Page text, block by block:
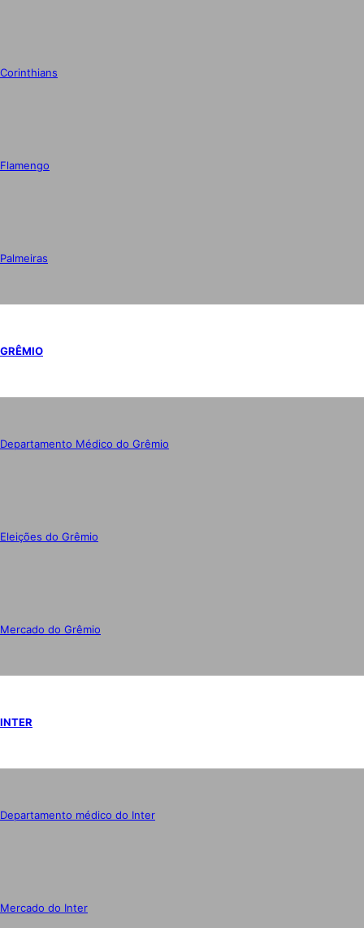
Corinthians
Flamengo
Palmeiras
GRÊMIO
Departamento Médico do Grêmio
Eleições do Grêmio
Mercado do Grêmio
INTER
Departamento médico do Inter
Mercado do Inter